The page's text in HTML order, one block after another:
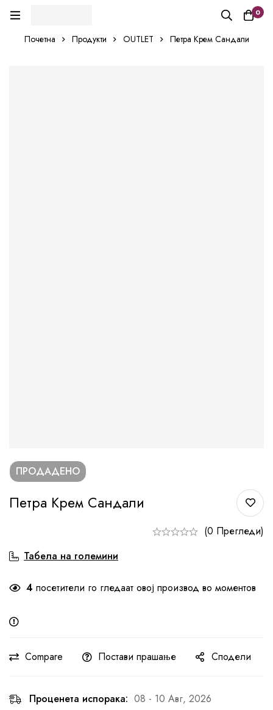
0
Почетна Продукти OUTLET Петра Крем Сандали
ПРОДАДЕНО
Петра Крем Сандали
(0 Прегледи)
Табела на големини
4 посетители го гледаат овој производ во моментов
Compare Постави прашање Сподели
Проценета испорака: 08 - 10 Авг, 2026